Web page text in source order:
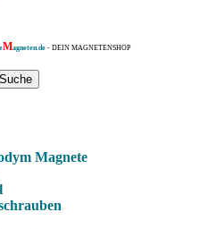
Magneten.de - DEIN MAGNETENSHOP
Suche
Magnete